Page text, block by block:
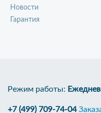
Новости
Гарантия
Режим работы:
+7 (499) 709-74-04